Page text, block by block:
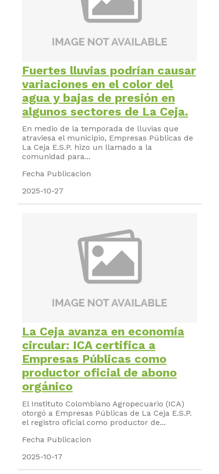
Fuertes lluvias podrían causar
variaciones en el color del
agua y bajas de presión en
algunos sectores de La Ceja.
En medio de la temporada de lluvias que
atraviesa el municipio, Empresas Públicas de
La Ceja E.S.P. hizo un llamado a la
comunidad para...
Fecha Publicacion
2025-10-27
La Ceja avanza en economía
circular: ICA certifica a
Empresas Públicas como
productor oficial de abono
orgánico
El Instituto Colombiano Agropecuario (ICA)
otorgó a Empresas Públicas de La Ceja E.S.P.
el registro oficial como productor de...
Fecha Publicacion
2025-10-17